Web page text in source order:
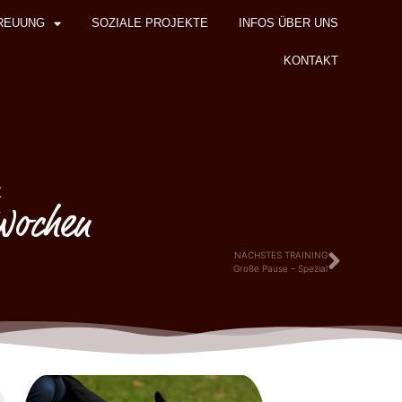
SOZIALE PROJEKTE INFOS ÜBER UNS
KONTAKT
NÄCHSTES TRAINING
Große Pause – Spezial